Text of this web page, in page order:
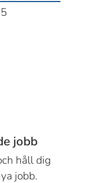
jobb
håll dig
jobb.